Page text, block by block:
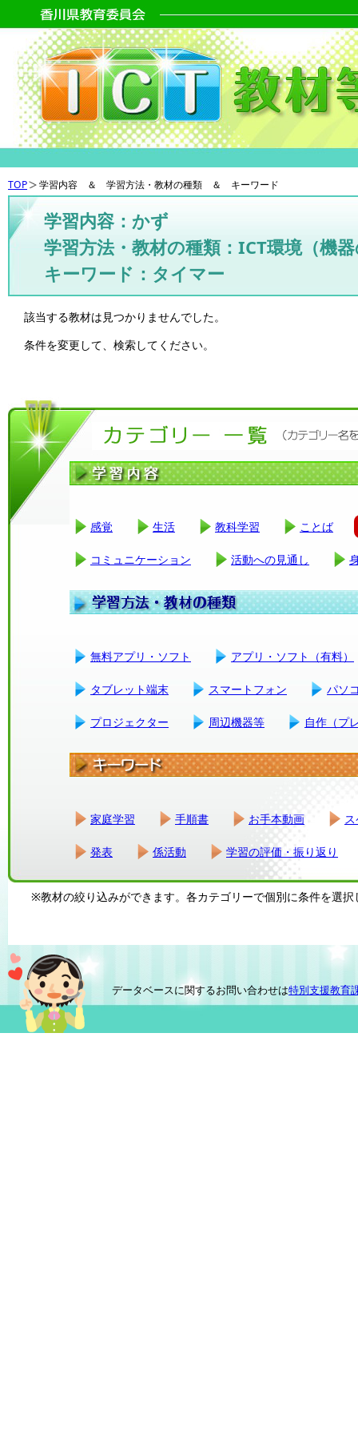
TOP 学習内容 ＆ 学習方法・教材の種類 ＆ キーワード
学習内容：かず
学習方法・教材の種類：ICT環境（機
キーワード：タイマー
該当する教材は見つかりませんでした。
条件を変更して、検索してください。
感覚 生活 教科学習 ことば
コミュニケーション 活動への見通し
無料アプリ・ソフト アプリ・ソフト（有料）
タブレット端末 スマートフォン パソ
プロジェクター 周辺機器等 自作（プ
家庭学習 手順書 お手本動画
発表 係活動 学習の評価・振り返り
※教材の絞り込みができます。各カテゴリーで個別に条件を選択
データベースに関するお問い合わせは特別支援教育